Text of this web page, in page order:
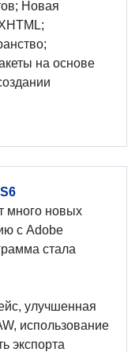
Новая
на основе
много новых
с Adobe
стала
улучшенная
использование
экспорта